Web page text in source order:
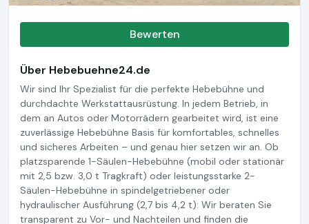
Bewerten
Über Hebebuehne24.de
Wir sind Ihr Spezialist für die perfekte Hebebühne und
durchdachte Werkstattausrüstung. In jedem Betrieb, in
dem an Autos oder Motorrädern gearbeitet wird, ist eine
zuverlässige Hebebühne Basis für komfortables, schnelles
und sicheres Arbeiten – und genau hier setzen wir an. Ob
platzsparende 1-Säulen-Hebebühne (mobil oder stationär
mit 2,5 bzw. 3,0 t Tragkraft) oder leistungsstarke 2-
Säulen-Hebebühne in spindelgetriebener oder
hydraulischer Ausführung (2,7 bis 4,2 t): Wir beraten Sie
transparent zu Vor- und Nachteilen und finden die